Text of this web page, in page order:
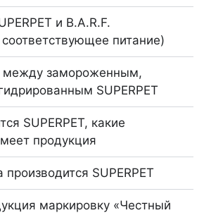
и B.A.R.F.
питание)
между замороженным,
SUPERPET
SUPERPET, какие
продукция
SUPERPET
маркировку «Честный